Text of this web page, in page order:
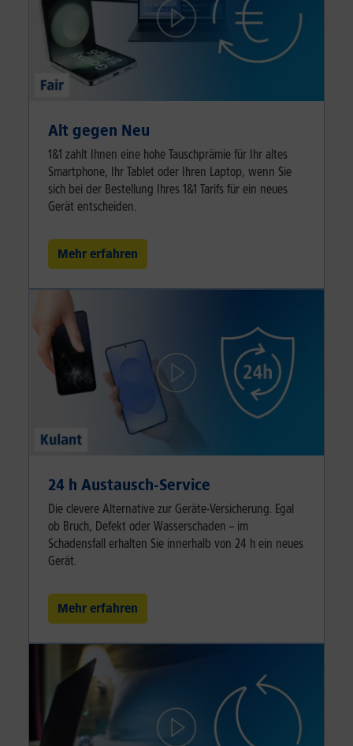
Alt gegen Neu
1&1 zahlt Ihnen eine hohe Tauschprämie für Ihr altes
Smartphone, Ihr Tablet oder Ihren Laptop, wenn Sie
sich bei der Bestellung Ihres 1&1 Tarifs für ein neues
Gerät entscheiden.
Mehr erfahren
24 h Austausch-Service
Die clevere Alternative zur Geräte-Versicherung. Egal
ob Bruch, Defekt oder Wasserschaden – im
Schadensfall erhalten Sie innerhalb von 24 h ein neues
Gerät.
Mehr erfahren